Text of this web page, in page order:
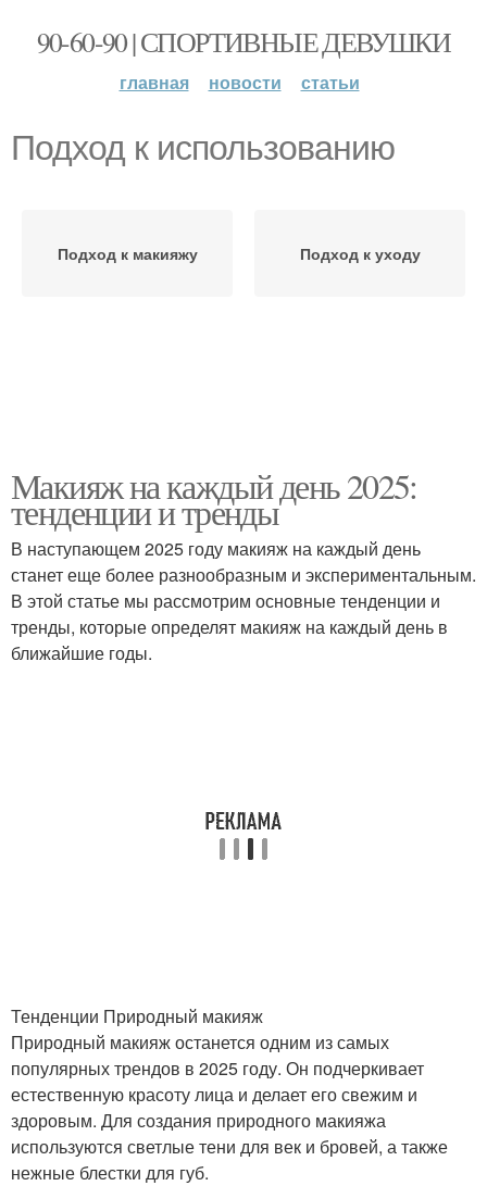
90-60-90 | СПОРТИВНЫЕ ДЕВУШКИ
главная новости статьи
Подход к использованию
Подход к макияжу Подход к уходу
Макияж на каждый день 2025:
тенденции и тренды
В наступающем 2025 году макияж на каждый день
станет еще более разнообразным и экспериментальным.
В этой статье мы рассмотрим основные тенденции и
тренды, которые определят макияж на каждый день в
ближайшие годы.
Тенденции Природный макияж
Природный макияж останется одним из самых
популярных трендов в 2025 году. Он подчеркивает
естественную красоту лица и делает его свежим и
здоровым. Для создания природного макияжа
используются светлые тени для век и бровей, а также
нежные блестки для губ.